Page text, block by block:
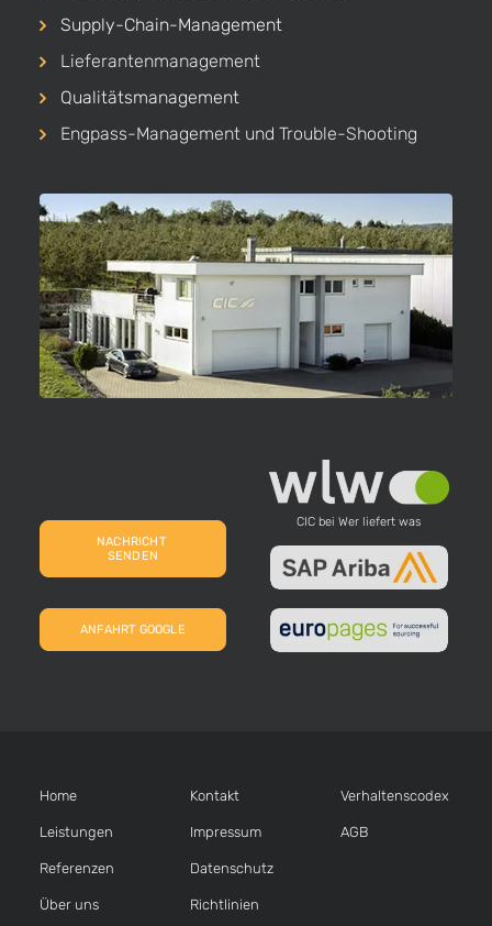
Supply-Chain-Management
Lieferanten­management
Qualitäts­management
Engpass-Management und Trouble-Shooting
NACHRICHT
SENDEN
ANFAHRT GOOGLE
CIC bei Wer liefert was
Home
Leistungen
Referenzen
Über uns
Kontakt
Impressum
Datenschutz
Richtlinien
Verhaltens­codex
AGB